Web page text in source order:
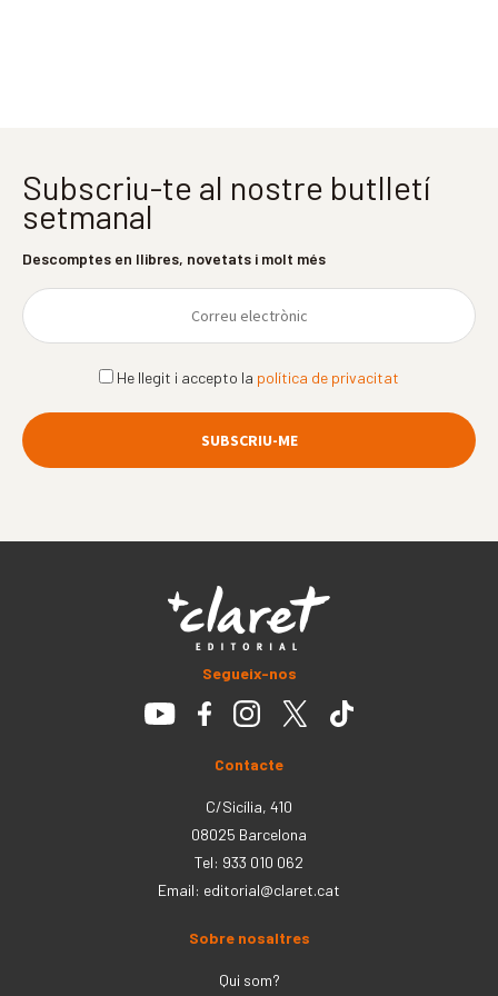
Subscriu-te al nostre butlletí
setmanal
Descomptes en llibres, novetats i molt més
He llegit i accepto la política de privacitat
Segueix-nos
Contacte
C/Sicília, 410
08025 Barcelona
Tel: 933 010 062
Email: editorial@claret.cat
Sobre nosaltres
Qui som?